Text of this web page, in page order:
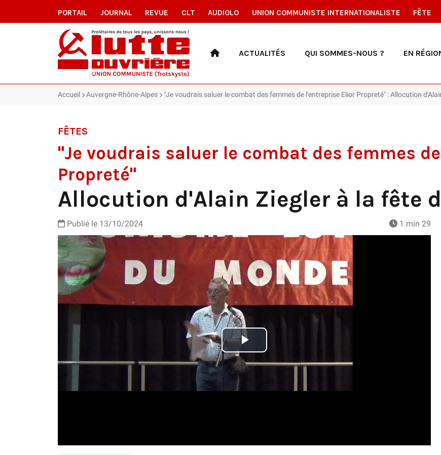
PORTAIL JOURNAL REVUE CLT AUDIOLO UNION COMMUNISTE INTERNATIONALISTE FÊTE
ACTUALITÉS QUI SOMMES-NOUS ? EN
Accueil Auvergne-Rhône-Alpes "Je voudrais saluer le combat des femmes de l'entreprise Elior Propreté" : Allocution
FÊTES
"Je voudrais saluer le combat des femmes
Propreté"
Allocution d'Alain Ziegler à la fête
Publié le 13/10/2024 1 min 29
Play
Video